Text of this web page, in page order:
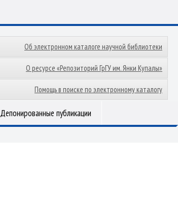
Об электронном каталоге научной библиотеки
О ресурсе «Репозиторий ГрГУ им. Янки Купалы»
Помощь в поиске по электронному каталогу
Депонированные публикации